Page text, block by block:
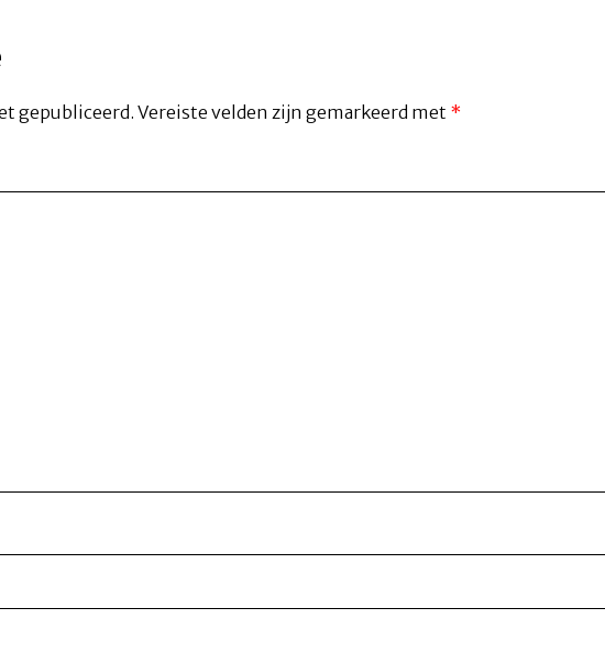
gepubliceerd. Vereiste velden zijn gemarkeerd met *